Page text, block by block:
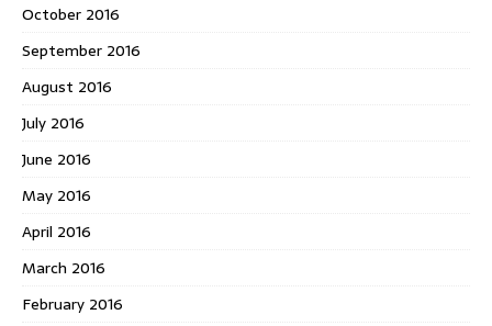
October 2016
September 2016
August 2016
July 2016
June 2016
May 2016
April 2016
March 2016
February 2016